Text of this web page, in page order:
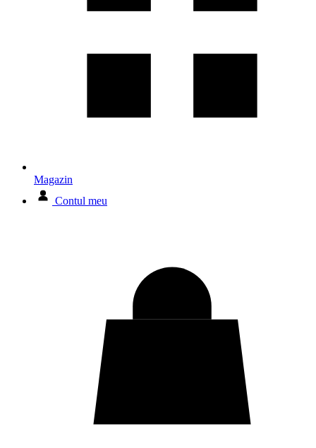
Magazin
Contul meu